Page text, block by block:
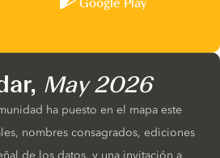
Google Play
May 2026
ha puesto en el mapa este
nombres consagrados, ediciones
de los datos, y una invitación a